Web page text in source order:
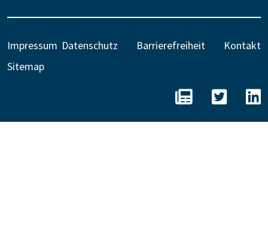
Impressum Datenschutz Barrierefreiheit
Kontakt
Sitemap
BEE - Unseren
BEE